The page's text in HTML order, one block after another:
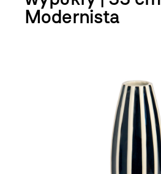
Modernista